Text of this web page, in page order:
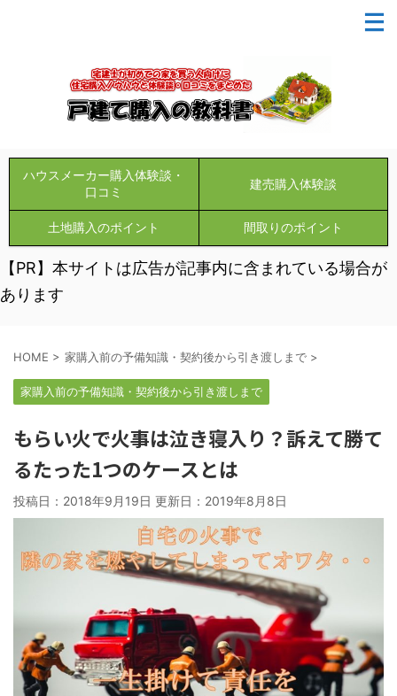
ハウスメーカー購入体験談・
口コミ
建売購入体験談
土地購入のポイント 間取りのポイント
【PR】本サイトは広告が記事内に含まれている場合が
あります
HOME > 家購入前の予備知識・契約後から引き渡しまで >
家購入前の予備知識・契約後から引き渡しまで
もらい火で火事は泣き寝入り？訴えて勝て
るたった1つのケースとは
投稿日：2018年9月19日 更新日： 2019年8月8日